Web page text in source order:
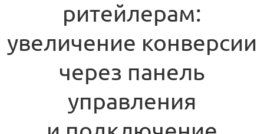
ритейлерам:
увеличение конверсии
через панель
управления